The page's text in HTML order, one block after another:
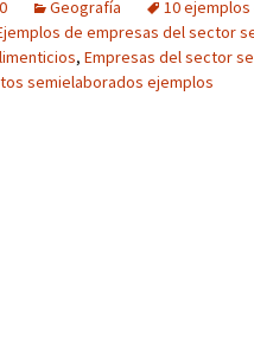
Geografía 10
de empresas del sector
, Empresas del sector
semielaborados ejemplos